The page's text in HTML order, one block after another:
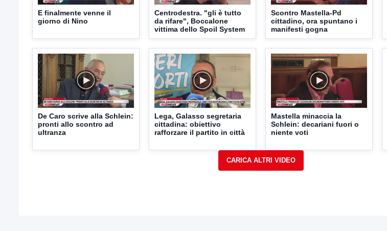
E finalmente venne il
giorno di Nino
Centrodestra. "gli è tutto
da rifare", Boccalone
vittima dello Spoil System
Scontro Mastella-Pd
cittadino, ora spuntano i
manifesti gogna
De Caro scrive alla Schlein:
pronti allo scontro ad
ultranza
Lega, Galasso segretaria
cittadina: obiettivo
rafforzare il partito in città
Mastella minaccia la
Schlein: decariani fuori o
niente voti